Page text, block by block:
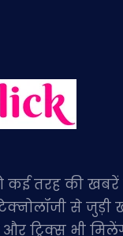
तरह की खबरें
से जुड़ी
ट्रिक्स भी